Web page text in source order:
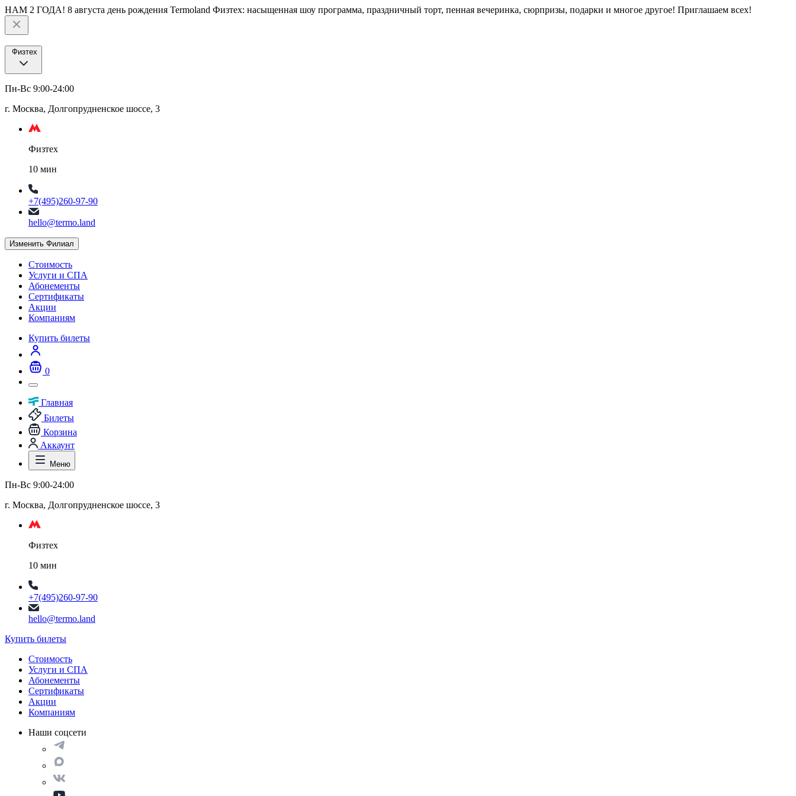
НАМ 2 ГОДА! 8 августа день рождения Termoland Физтех: насыщенная шоу программа, праздничный торт, пенная вечеринка, сюрпризы, подарки и многое другое! Приглашаем всех!
Физтех
Пн-Вс 9:00-24:00
г. Москва, Долгопрудненское шоссе, 3
Физтех
10 мин
+7(495)260-97-90
hello@termo.land
Изменить Филиал
Стоимость
Услуги и СПА
Абонементы
Сертификаты
Акции
Компаниям
Купить билеты
0
Главная
Билеты
Корзина
Аккаунт
Меню
Пн-Вс 9:00-24:00
г. Москва, Долгопрудненское шоссе, 3
Физтех
10 мин
+7(495)260-97-90
hello@termo.land
Купить билеты
Стоимость
Услуги и СПА
Абонементы
Сертификаты
Акции
Компаниям
Наши соцсети